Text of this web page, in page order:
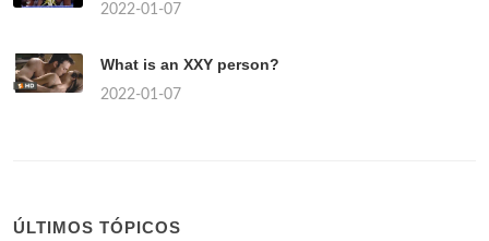
2022-01-07
What is an XXY person?
2022-01-07
ÚLTIMOS TÓPICOS